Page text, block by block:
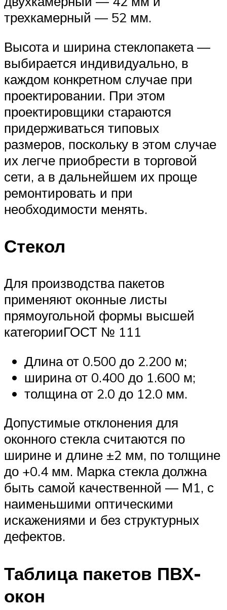
трехкамерный — 52 мм.
Высота и ширина стеклопакета —
выбирается индивидуально, в
каждом конкретном случае при
проектировании. При этом
проектировщики стараются
придерживаться типовых
размеров, поскольку в этом случае
их легче приобрести в торговой
сети, а в дальнейшем их проще
ремонтировать и при
необходимости менять.
Стекол
Для производства пакетов
применяют оконные листы
прямоугольной формы высшей
категорииГОСТ № 111
Длина от 0.500 до 2.200 м;
ширина от 0.400 до 1.600 м;
толщина от 2.0 до 12.0 мм.
Допустимые отклонения для
оконного стекла считаются по
ширине и длине ±2 мм, по толщине
до +0.4 мм. Марка стекла должна
быть самой качественной — М1, с
наименьшими оптическими
искажениями и без структурных
дефектов.
Таблица пакетов ПВХ-
окон